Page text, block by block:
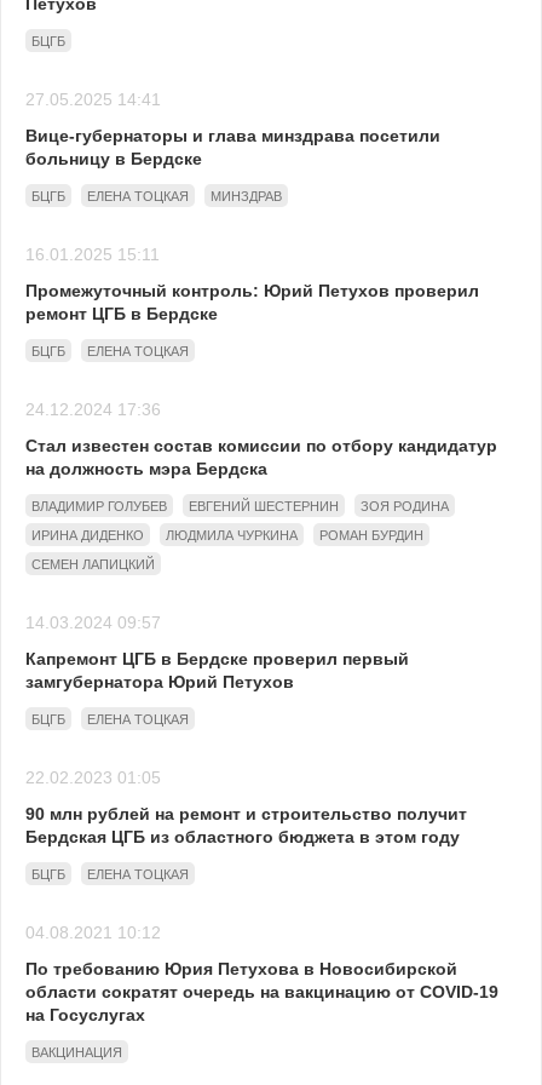
БЦГБ
27.05.2025 14:41
Вице-губернаторы и глава минздрава посетили
больницу в Бердске
БЦГБ ЕЛЕНА ТОЦКАЯ МИНЗДРАВ
16.01.2025 15:11
Промежуточный контроль: Юрий Петухов проверил
ремонт ЦГБ в Бердске
БЦГБ ЕЛЕНА ТОЦКАЯ
24.12.2024 17:36
Стал известен состав комиссии по отбору кандидатур
на должность мэра Бердска
ВЛАДИМИР ГОЛУБЕВ ЕВГЕНИЙ ШЕСТЕРНИН
ЗОЯ РОДИНА
ИРИНА ДИДЕНКО
ЛЮДМИЛА ЧУРКИНА
РОМАН БУРДИН
СЕМЕН ЛАПИЦКИЙ
14.03.2024 09:57
Капремонт ЦГБ в Бердске проверил первый
замгубернатора Юрий Петухов
БЦГБ ЕЛЕНА ТОЦКАЯ
22.02.2023 01:05
90 млн рублей на ремонт и строительство получит
Бердская ЦГБ из областного бюджета в этом году
БЦГБ ЕЛЕНА ТОЦКАЯ
04.08.2021 10:12
По требованию Юрия Петухова в Новосибирской
области сократят очередь на вакцинацию от COVID-19
на Госуслугах
ВАКЦИНАЦИЯ